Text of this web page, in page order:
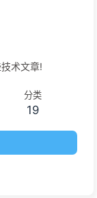
术文章!
分类
19